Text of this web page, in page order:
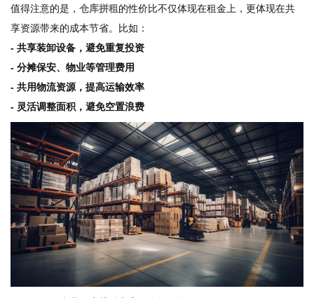
值得注意的是， 仓库拼租的性价比不仅体现在租金上，更体现在共
享资源带来的成本节省。比如：
- 共享装卸设备，避免重复投资
- 分摊保安、物业等管理费用
- 共用物流资源，提高运输效率
- 灵活调整面积，避免空置浪费